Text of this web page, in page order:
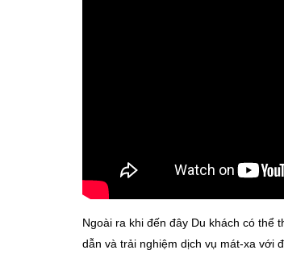
Ngoài ra khi đến đây Du khách có thể
dẫn và trải nghiệm dịch vụ mát-xa với